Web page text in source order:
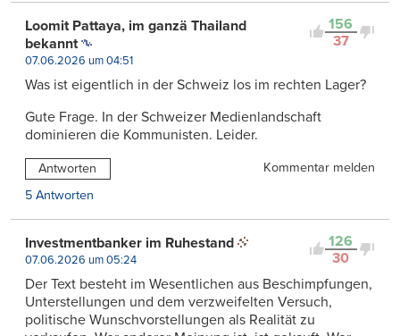
156
37
Loomit Pattaya, im ganzä Thailand
bekannt
07.06.2026 um 04:51
Was ist eigentlich in der Schweiz los im rechten Lager?
Gute Frage. In der Schweizer Medienlandschaft
dominieren die Kommunisten. Leider.
Antworten
Kommentar melden
5 Antworten
126
30
Investmentbanker im Ruhestand
07.06.2026 um 05:24
Der Text besteht im Wesentlichen aus Beschimpfungen,
Unterstellungen und dem verzweifelten Versuch,
politische Wunschvorstellungen als Realität zu